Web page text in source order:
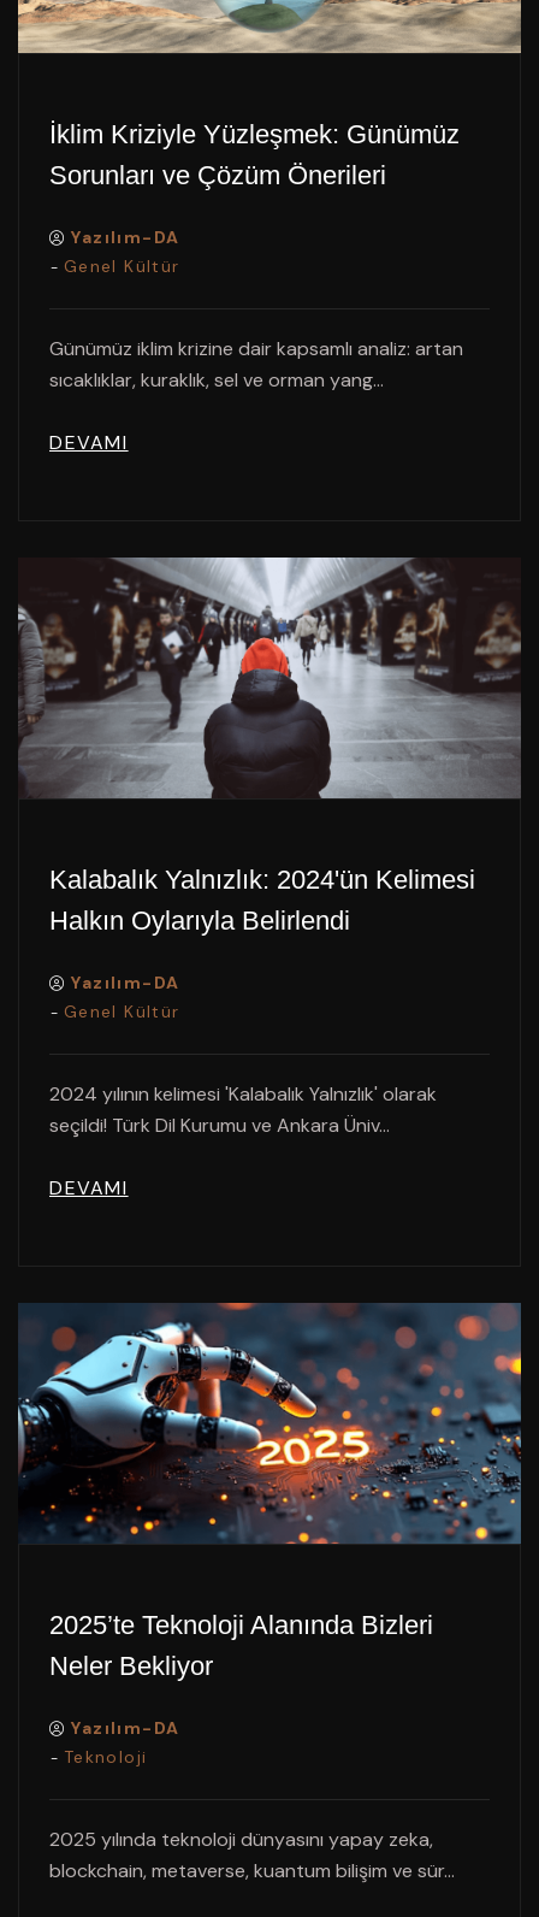
İklim Kriziyle Yüzleşmek: Günümüz
Sorunları ve Çözüm Önerileri
Yazılım-DA
- Genel Kültür
Günümüz iklim krizine dair kapsamlı analiz: artan
sıcaklıklar, kuraklık, sel ve orman yang...
DEVAMI
Kalabalık Yalnızlık: 2024'ün Kelimesi
Halkın Oylarıyla Belirlendi
Yazılım-DA
- Genel Kültür
2024 yılının kelimesi 'Kalabalık Yalnızlık' olarak
seçildi! Türk Dil Kurumu ve Ankara Üniv...
DEVAMI
2025’te Teknoloji Alanında Bizleri
Neler Bekliyor
Yazılım-DA
- Teknoloji
2025 yılında teknoloji dünyasını yapay zeka,
blockchain, metaverse, kuantum bilişim ve sür...